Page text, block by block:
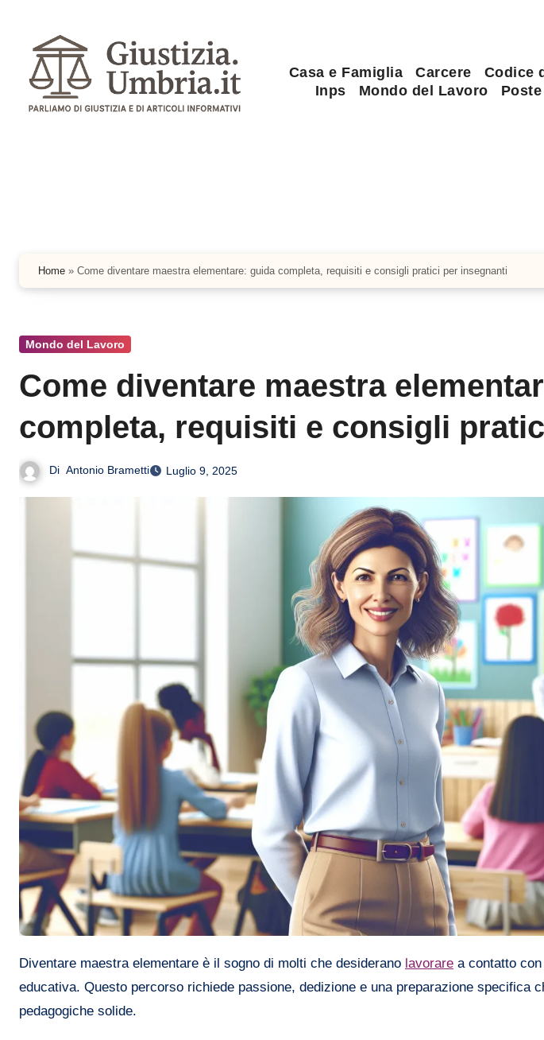
contenuto
Casa e Famiglia Carcere Codice
Inps
Mondo del Lavoro
Home » Come diventare maestra elementare: guida completa, requisiti e consigli pratici per insegnanti
Mondo del Lavoro
Come diventare maestra
completa, requisiti e consigli
Di Antonio Brametti Luglio 9, 2025
Diventare maestra elementare è il sogno di molti che desiderano lavorare a contatto
educativa. Questo percorso richiede passione, dedizione e una preparazione specifica
pedagogiche solide.